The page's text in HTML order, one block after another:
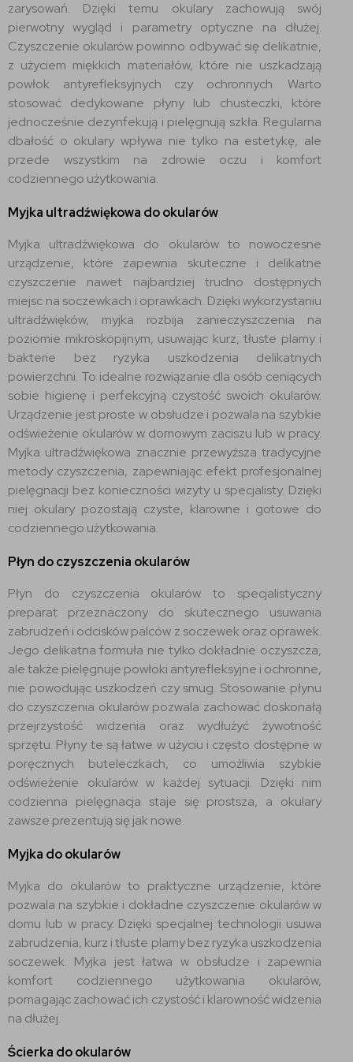
zarysowań. Dzięki temu okulary zachowują swój
pierwotny wygląd i parametry optyczne na dłużej.
Czyszczenie okularów powinno odbywać się delikatnie,
z użyciem miękkich materiałów, które nie uszkadzają
powłok antyrefleksyjnych czy ochronnych. Warto
stosować dedykowane płyny lub chusteczki, które
jednocześnie dezynfekują i pielęgnują szkła. Regularna
dbałość o okulary wpływa nie tylko na estetykę, ale
przede wszystkim na zdrowie oczu i komfort
codziennego użytkowania.
Myjka ultradźwiękowa do okularów
Myjka ultradźwiękowa do okularów to nowoczesne
urządzenie, które zapewnia skuteczne i delikatne
czyszczenie nawet najbardziej trudno dostępnych
miejsc na soczewkach i oprawkach. Dzięki wykorzystaniu
ultradźwięków, myjka rozbija zanieczyszczenia na
poziomie mikroskopijnym, usuwając kurz, tłuste plamy i
bakterie bez ryzyka uszkodzenia delikatnych
powierzchni. To idealne rozwiązanie dla osób ceniących
sobie higienę i perfekcyjną czystość swoich okularów.
Urządzenie jest proste w obsłudze i pozwala na szybkie
odświeżenie okularów w domowym zaciszu lub w pracy.
Myjka ultradźwiękowa znacznie przewyższa tradycyjne
metody czyszczenia, zapewniając efekt profesjonalnej
pielęgnacji bez konieczności wizyty u specjalisty. Dzięki
niej okulary pozostają czyste, klarowne i gotowe do
codziennego użytkowania.
Płyn do czyszczenia okularów
Płyn do czyszczenia okularów to specjalistyczny
preparat przeznaczony do skutecznego usuwania
zabrudzeń i odcisków palców z soczewek oraz oprawek.
Jego delikatna formuła nie tylko dokładnie oczyszcza,
ale także pielęgnuje powłoki antyrefleksyjne i ochronne,
nie powodując uszkodzeń czy smug. Stosowanie płynu
do czyszczenia okularów pozwala zachować doskonałą
przejrzystość widzenia oraz wydłużyć żywotność
sprzętu. Płyny te są łatwe w użyciu i często dostępne w
poręcznych buteleczkach, co umożliwia szybkie
odświeżenie okularów w każdej sytuacji. Dzięki nim
codzienna pielęgnacja staje się prostsza, a okulary
zawsze prezentują się jak nowe.
Myjka do okularów
Myjka do okularów to praktyczne urządzenie, które
pozwala na szybkie i dokładne czyszczenie okularów w
domu lub w pracy. Dzięki specjalnej technologii usuwa
zabrudzenia, kurz i tłuste plamy bez ryzyka uszkodzenia
soczewek. Myjka jest łatwa w obsłudze i zapewnia
komfort codziennego użytkowania okularów,
pomagając zachować ich czystość i klarowność widzenia
na dłużej.
Ścierka do okularów